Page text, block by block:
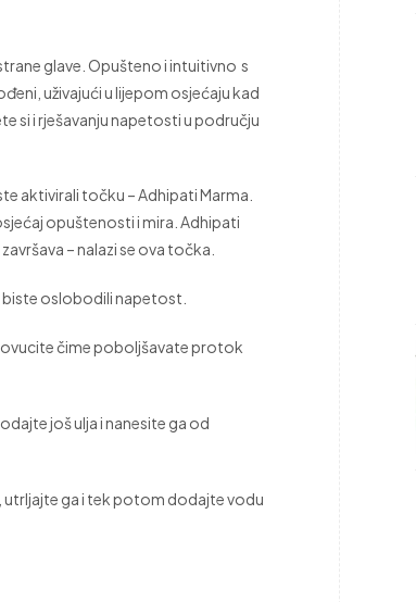
glave. Opušteno i intuitivno s
uživajući u lijepom osjećaju kad
si i rješavanju napetosti u području
aktivirali točku – Adhipati Marma.
opuštenosti i mira. Adhipati
– nalazi se ova točka.
biste oslobodili napetost.
čime poboljšavate protok
još ulja i nanesite ga od
ga i tek potom dodajte vodu